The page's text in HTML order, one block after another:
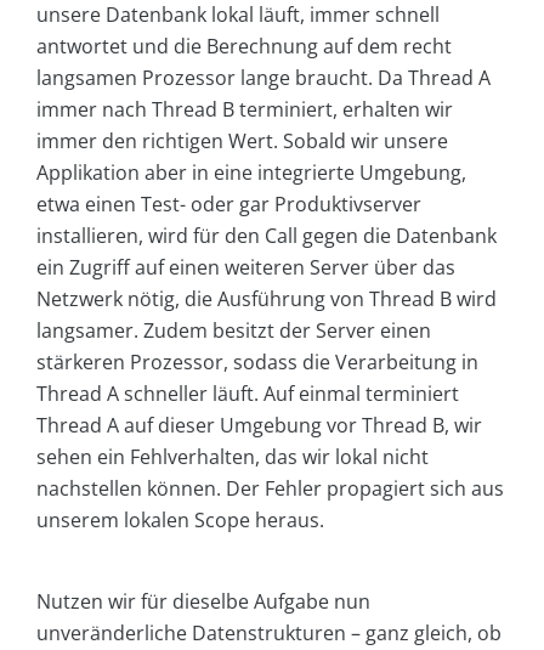
unsere Datenbank lokal läuft, immer schnell
antwortet und die Berechnung auf dem recht
langsamen Prozessor lange braucht. Da Thread A
immer nach Thread B terminiert, erhalten wir
immer den richtigen Wert. Sobald wir unsere
Applikation aber in eine integrierte Umgebung,
etwa einen Test- oder gar Produktivserver
installieren, wird für den Call gegen die Datenbank
ein Zugriff auf einen weiteren Server über das
Netzwerk nötig, die Ausführung von Thread B wird
langsamer. Zudem besitzt der Server einen
stärkeren Prozessor, sodass die Verarbeitung in
Thread A schneller läuft. Auf einmal terminiert
Thread A auf dieser Umgebung vor Thread B, wir
sehen ein Fehlverhalten, das wir lokal nicht
nachstellen können. Der Fehler propagiert sich aus
unserem lokalen Scope heraus.
Nutzen wir für dieselbe Aufgabe nun
unveränderliche Datenstrukturen – ganz gleich, ob